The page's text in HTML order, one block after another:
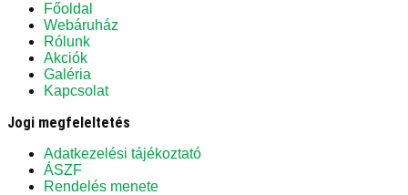
Főoldal
Webáruház
Rólunk
Akciók
Galéria
Kapcsolat
Jogi megfeleltetés
Adatkezelési tájékoztató
ÁSZF
Rendelés menete